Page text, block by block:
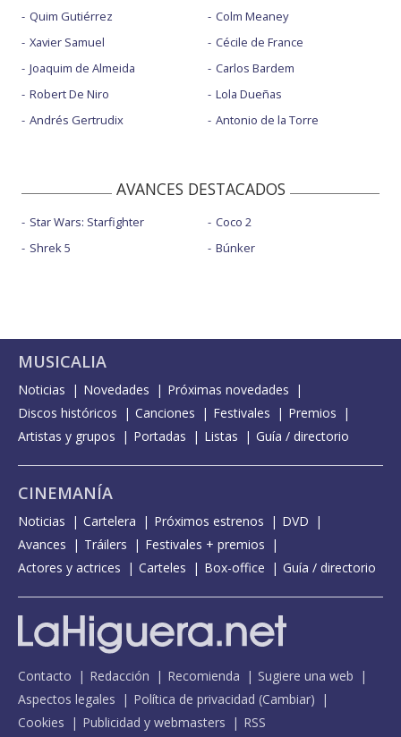
Quim Gutiérrez
Xavier Samuel
Joaquim de Almeida
Robert De Niro
Andrés Gertrudix
Colm Meaney
Cécile de France
Carlos Bardem
Lola Dueñas
Antonio de la Torre
AVANCES DESTACADOS
Star Wars: Starfighter
Shrek 5
Coco 2
Búnker
MUSICALIA
Noticias Novedades
Próximas novedades
Discos históricos
Canciones Festivales
Premios
Artistas y grupos
Portadas Listas Guía / directorio
CINEMANÍA
Noticias Cartelera Próximos estrenos
DVD
Avances
Tráilers
Festivales + premios
Actores y actrices
Carteles Box-office Guía / directorio
Contacto Redacción Recomienda
Sugiere una web
Aspectos legales
Política de privacidad (Cambiar)
Cookies
Publicidad y webmasters RSS